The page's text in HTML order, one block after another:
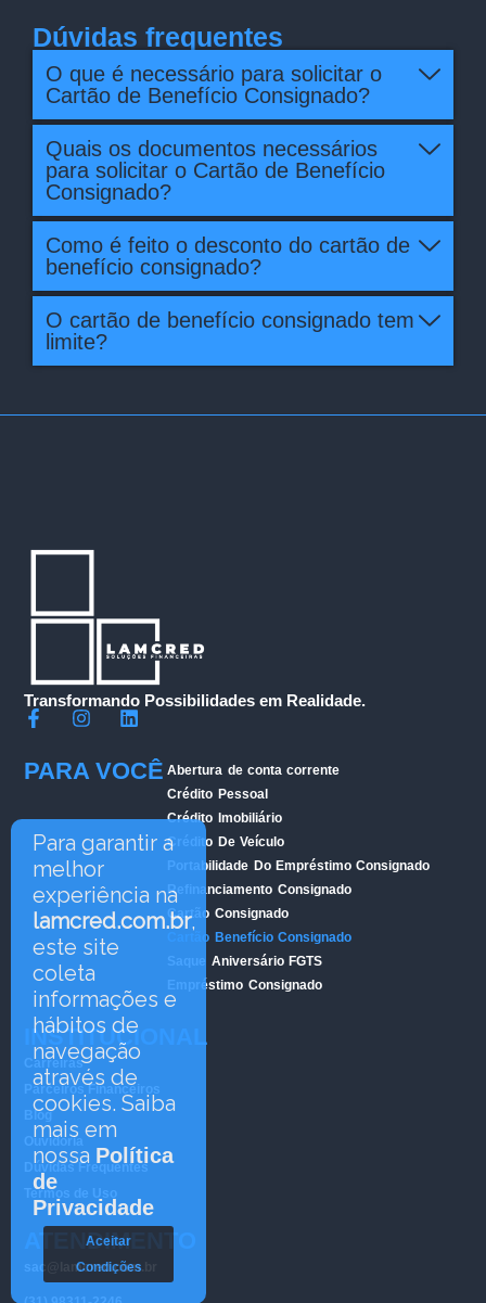
Dúvidas frequentes
O que é necessário para solicitar o
Cartão de Benefício Consignado?
Quais os documentos necessários
para solicitar o Cartão de Benefício
Consignado?
Como é feito o desconto do cartão de
benefício consignado?
O cartão de benefício consignado tem
limite?
Transformando Possibilidades em Realidade.
INSTITUCIONAL
Carreiras
Parceiros Financeiros
Blog
Ouvidoria
Dúvidas Frequentes
Termos de Uso
PARA VOCÊ Abertura de conta corrente
Crédito Pessoal
Crédito Imobiliário
Crédito De Veículo
Portabilidade Do Empréstimo Consignado
Refinanciamento Consignado
Cartão Consignado
Cartão Benefício Consignado
Saque Aniversário FGTS
Empréstimo Consignado
ATENDIMENTO
sac@lamcred.com.br
Para garantir a
melhor
experiência na
lamcred.com.br,
este site
coleta
informações e
hábitos de
navegação
através de
cookies. Saiba
mais em
nossa Política
de
Privacidade
Aceitar
Condições